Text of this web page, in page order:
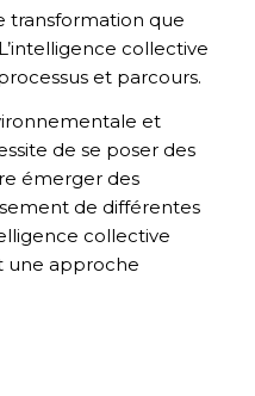
transformation que
collective
et parcours.
et
de se poser des
émerger des
de différentes
collective
une approche